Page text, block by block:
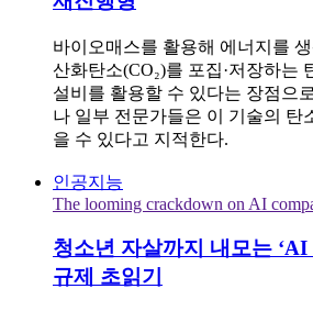
바이오매스를 활용해 에너지를
산화탄소(CO₂)를 포집·저장하는
설비를 활용할 수 있다는 장점으
나 일부 전문가들은 이 기술의 탄
을 수 있다고 지적한다.
인공지능
The looming crackdown on AI
청소년 자살까지 내모는
규제 초읽기